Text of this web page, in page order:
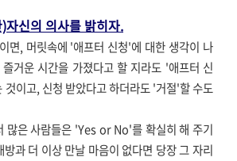
자신의 의사를 밝히자.
면, 머릿속에 '애프터 신청'에 대한 생각이 나
거운 시간을 가졌다고 할 지라도 '애프터 신
것이고, 신청 받았다고 하더라도 '거절'할 수도
많은 사람들은 'Yes or No'를 확실히 해 주기
과 더 이상 만날 마음이 없다면 당장 그 자리